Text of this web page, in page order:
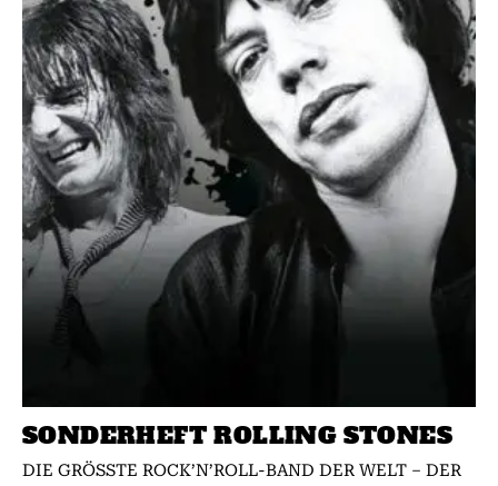
SONDERHEFT ROLLING STONES
DIE GRÖSSTE ROCK’N’ROLL-BAND DER WELT – DER